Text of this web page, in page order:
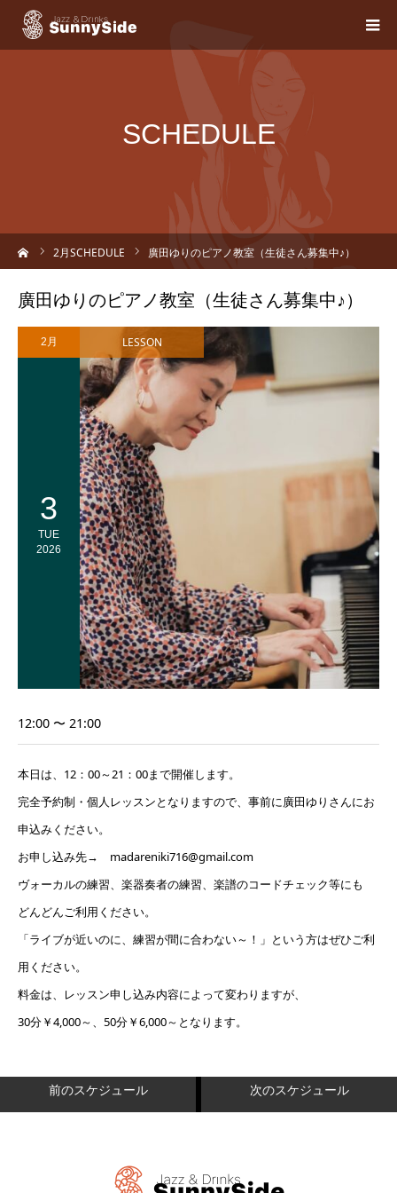
SCHEDULE
2月SCHEDULE 廣田ゆりのピアノ教室（生徒さん募集中♪）
廣田ゆりのピアノ教室（生徒さん募集中♪）
2月
3
TUE
2026
LESSON
12:00 〜 21:00
本日は、12：00～21：00まで開催します。
完全予約制・個人レッスンとなりますので、事前に廣田ゆりさんにお
申込みください。
お申し込み先→ madareniki716@gmail.com
ヴォーカルの練習、楽器奏者の練習、楽譜のコードチェック等にも
どんどんご利用ください。
「ライブが近いのに、練習が間に合わない～！」という方はぜひご利
用ください。
料金は、レッスン申し込み内容によって変わりますが、
30分￥4,000～、50分￥6,000～となります。
前のスケジュール 次のスケジュール